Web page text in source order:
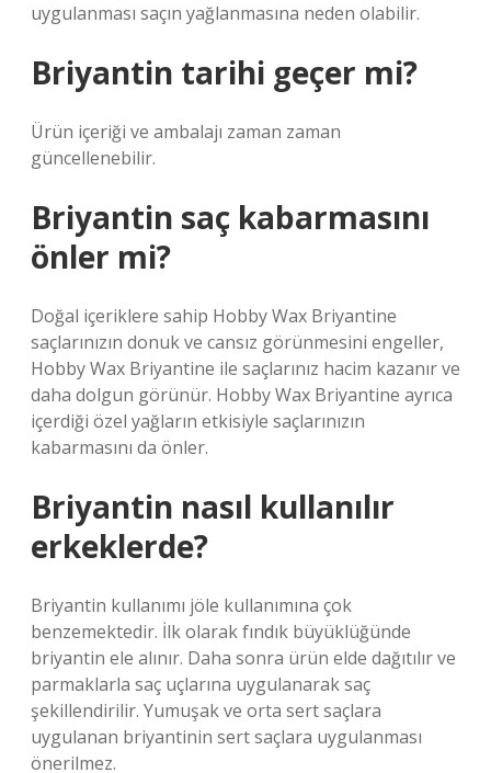
uygulanması saçın yağlanmasına neden olabilir.
Briyantin tarihi geçer mi?
Ürün içeriği ve ambalajı zaman zaman
güncellenebilir.
Briyantin saç kabarmasını
önler mi?
Doğal içeriklere sahip Hobby Wax Briyantine
saçlarınızın donuk ve cansız görünmesini engeller,
Hobby Wax Briyantine ile saçlarınız hacim kazanır ve
daha dolgun görünür. Hobby Wax Briyantine ayrıca
içerdiği özel yağların etkisiyle saçlarınızın
kabarmasını da önler.
Briyantin nasıl kullanılır
erkeklerde?
Briyantin kullanımı jöle kullanımına çok
benzemektedir. İlk olarak fındık büyüklüğünde
briyantin ele alınır. Daha sonra ürün elde dağıtılır ve
parmaklarla saç uçlarına uygulanarak saç
şekillendirilir. Yumuşak ve orta sert saçlara
uygulanan briyantinin sert saçlara uygulanması
önerilmez.